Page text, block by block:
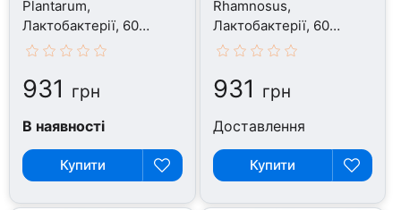
Plantarum,
Лактобактерії, 60
капсул
931 грн
В наявності
Купити
Rhamnosus,
Лактобактерії, 60
капсул
931 грн
Доставлення
Купити